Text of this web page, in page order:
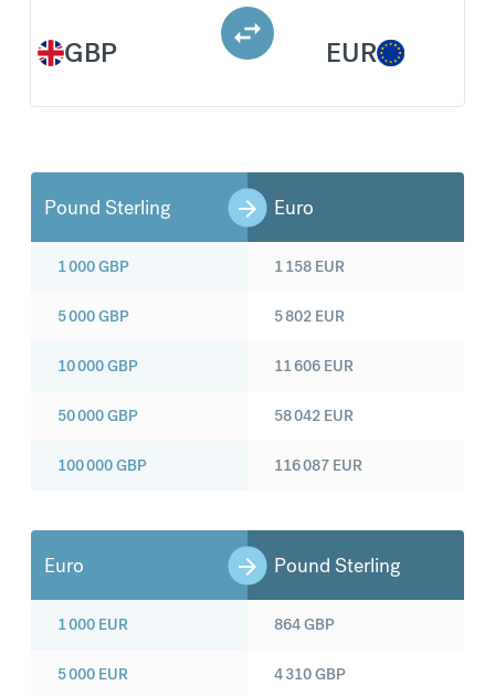
GBP EUR
Pound Sterling Euro
1 000GBP
5 000GBP
10 000GBP
50 000GBP
100 000GBP
1 158 EUR
5 802 EUR
11 606 EUR
58 042 EUR
116 087 EUR
Euro Pound Sterling
1 000 EUR
5 000 EUR
864GBP
4 310GBP